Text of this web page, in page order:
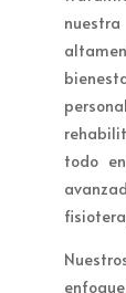
todo